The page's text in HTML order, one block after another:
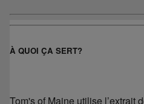
À QUOI ÇA SERT?
Tom's of Maine utilise l’extrait